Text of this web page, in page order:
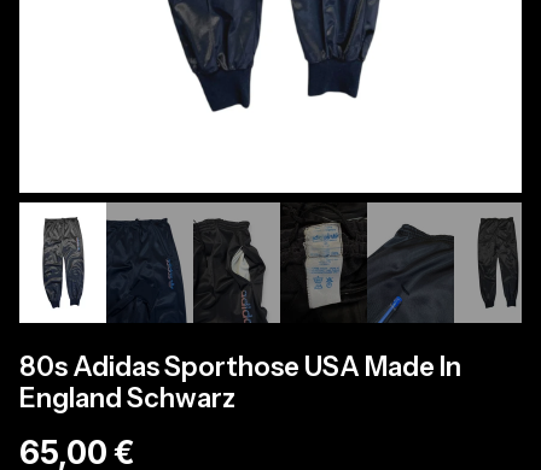
80s Adidas Sporthose USA Made In
England Schwarz
65,00 €